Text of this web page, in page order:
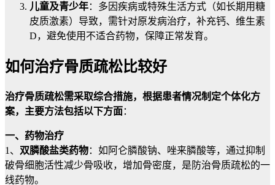
儿童及青少年：多因疾病或特殊生活方式（如长期用糖
皮质激素）导致，需针对原发病治疗，补充钙、维生素
D，避免使用不适合药物，保障正常发育。
如何治疗骨质疏松比较好
治疗骨质疏松需采取综合措施，根据患者情况制定个体化方
案，主要方法包括以下方面：
一、药物治疗
1、 双膦酸盐类药物：如阿仑膦酸钠、唑来膦酸等，通过抑制
破骨细胞活性减少骨吸收，增加骨密度，是防治骨质疏松的一
线药物。